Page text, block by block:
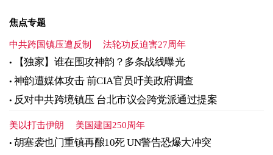
焦点专题
中共跨国镇压遭反制 法轮功反迫害27周年
【独家】谁在围攻神韵？多条战线曝光
神韵遭媒体攻击 前CIA官员吁美政府调查
反对中共跨境镇压 台北市议会跨党派通过提案
美以打击伊朗 美国建国250周年
胡塞袭也门重镇再酿10死 UN警告恐爆大冲突